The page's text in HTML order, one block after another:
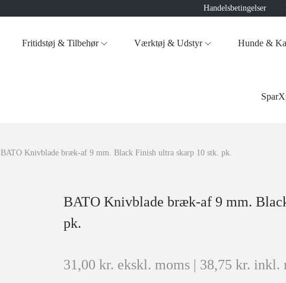
Handelsbetingelser
Fritidstøj & Tilbehør Værktøj & Udstyr Hunde &
BATO Knivblade bræk-af 9 mm. Black Finish ultra skarp 10 stk. pk.
BATO Knivblade bræk-af 9 mm.
pk.
31,00 kr. ekskl. moms | 38,75 kr. inkl.